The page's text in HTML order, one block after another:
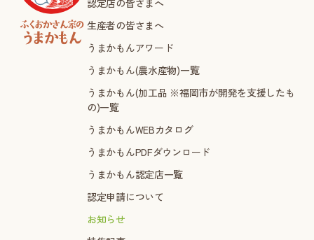
認定店の皆さまへ
生産者の皆さまへ
うまかもんアワード
うまかもん(農水産物)一覧
うまかもん(加工品 ※福岡市が開発を支援したも
の)一覧
うまかもんWEBカタログ
うまかもんPDFダウンロード
うまかもん認定店一覧
認定申請について
お知らせ